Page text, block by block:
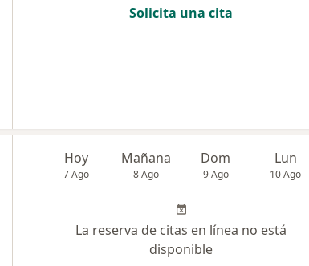
Solicita una cita
Hoy
7 Ago
Mañana
8 Ago
Dom
9 Ago
Lun
10 Ago
La reserva de citas en línea no está
disponible